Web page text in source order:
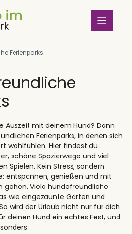
Ferienparks
Auszeit mit deinem Hund? Dann
Ferienparks, in denen sich
wohlfühlen. Hier findest du
schöne Spazierwege und viel
Spielen. Kein Stress, sondern
entspannen, genießen und mit
gehen. Viele hundefreundliche
wie eingezäunte Gärten und
wird der Urlaub nicht nur für dich
deinen Hund ein echtes Fest, und